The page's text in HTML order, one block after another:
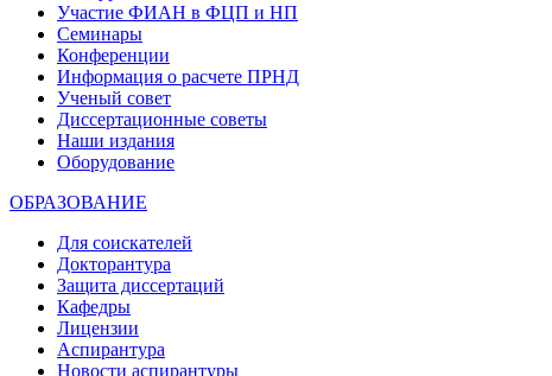
Участие ФИАН в ФЦП и НП
Семинары
Конференции
Информация о расчете ПРНД
Ученый совет
Диссертационные советы
Наши издания
Оборудование
ОБРАЗОВАНИЕ
Для соискателей
Докторантура
Защита диссертаций
Кафедры
Лицензии
Аспирантура
Новости аспирантуры